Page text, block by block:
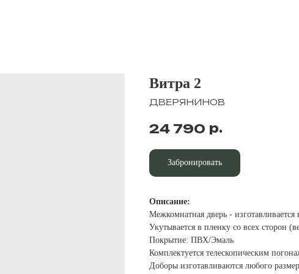
Витра 2
ДВЕРЯНИНОВ
24 790 р.
Забронировать
Описание:
Межкомнатная дверь -
Укутывается в пленку со всех сторон
Покрытие: ПВХ/Эмаль
Комплектуется телескопическим
Доборы изготавливаются любого